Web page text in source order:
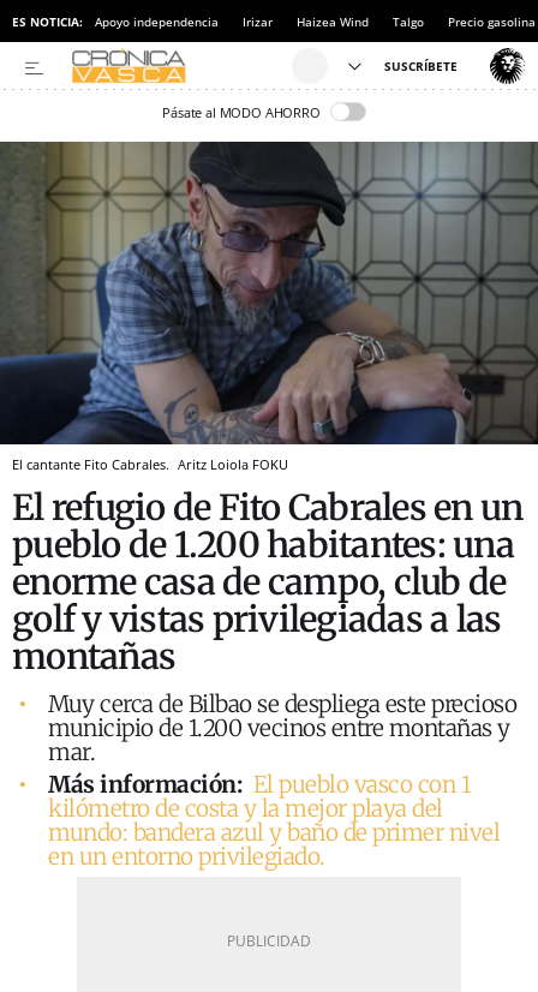
ES NOTICIA: Apoyo independencia Irizar Haizea Wind Talgo Precio gasolina
Pásate al MODO AHORRO
El cantante Fito Cabrales. Aritz Loiola FOKU
El refugio de Fito Cabrales en un
pueblo de 1.200 habitantes: una
enorme casa de campo, club de
golf y vistas privilegiadas a las
montañas
Muy cerca de Bilbao se despliega este precioso
municipio de 1.200 vecinos entre montañas y
mar.
Más información: El pueblo vasco con 1
kilómetro de costa y la mejor playa del
mundo: bandera azul y baño de primer nivel
en un entorno privilegiado.